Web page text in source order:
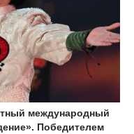
международный
Победителем